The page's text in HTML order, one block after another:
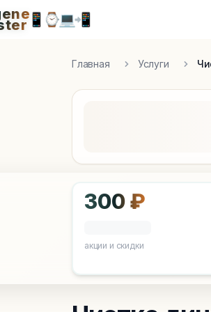
Diagnostics & Engineering Authority
📱 ⌚💻📲
Главная Услуги
300 ₽
акции и скидки